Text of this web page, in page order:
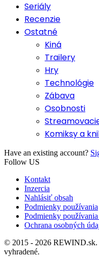
Seriály
Recenzie
Ostatné
Kiná
Trailery
Hry
Technológie
Zábava
Osobnosti
Komiksy a
Have an existing account?
Follow US
Kontakt
Inzercia
Nahlásiť obsah
Podmienky používania
Podmienky používania
Ochrana osobných
© 2015 - 2026 REWIND.sk.
vyhradené.